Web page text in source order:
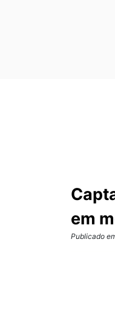
em
Publicado